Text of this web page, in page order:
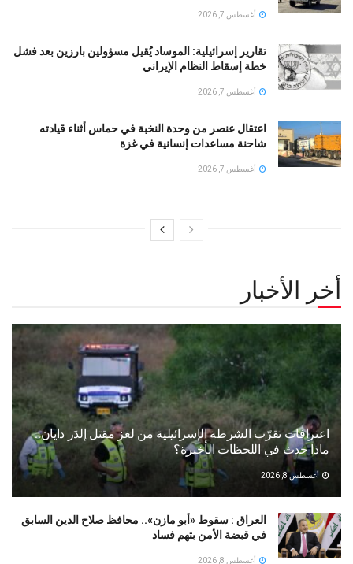
أغسطس 7, 2026
تقارير إسرائيلية: الموساد يُقيل مسؤولين بارزين بعد فشل
خطة إسقاط النظام الإيراني
أغسطس 7, 2026
اعتقال عنصر من وحدة النخبة في حماس أثناء قيادته
شاحنة مساعدات إنسانية في غزة
أغسطس 7, 2026
أخر الأخبار
اعترافات تقرّب الشرطة الإسرائيلية من لغز مقتل إلدَر دايان..
ماذا حدث في اللحظات الأخيرة؟
أغسطس 8, 2026
العراق : سقوط «أبو مازن».. محافظ صلاح الدين السابق
في قبضة الأمن بتهم فساد
أغسطس 8, 2026